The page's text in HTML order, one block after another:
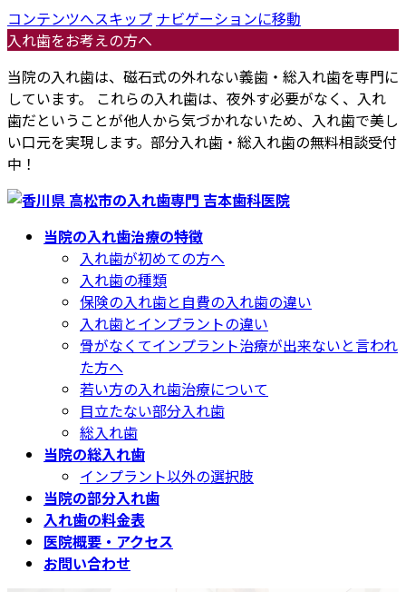
コンテンツへスキップ ナビゲーションに移動
入れ歯をお考えの方へ
当院の入れ歯は、磁石式の外れない義歯・総入れ歯を専門に
しています。 これらの入れ歯は、夜外す必要がなく、入れ
歯だということが他人から気づかれないため、入れ歯で美し
い口元を実現します。部分入れ歯・総入れ歯の無料相談受付
中！
当院の入れ歯治療の特徴
入れ歯が初めての方へ
入れ歯の種類
保険の入れ歯と自費の入れ歯の違い
入れ歯とインプラントの違い
骨がなくてインプラント治療が出来ないと言われ
た方へ
若い方の入れ歯治療について
目立たない部分入れ歯
総入れ歯
当院の総入れ歯
インプラント以外の選択肢
当院の部分入れ歯
入れ歯の料金表
医院概要・アクセス
お問い合わせ